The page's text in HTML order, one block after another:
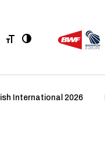
International 2026